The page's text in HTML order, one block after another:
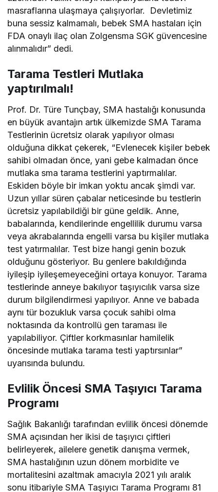
masraflarına ulaşmaya çalışıyorlar. Devletimiz
buna sessiz kalmamalı, bebek SMA hastaları için
FDA onaylı ilaç olan Zolgensma SGK güvencesine
alınmalıdır” dedi.
Tarama Testleri Mutlaka
yaptırılmalı!
Prof. Dr. Türe Tunçbay, SMA hastalığı konusunda
en büyük avantajın artık ülkemizde SMA Tarama
Testlerinin ücretsiz olarak yapılıyor olması
olduğuna dikkat çekerek, “Evlenecek kişiler bebek
sahibi olmadan önce, yani gebe kalmadan önce
mutlaka sma tarama testlerini yaptırmalılar.
Eskiden böyle bir imkan yoktu ancak şimdi var.
Uzun yıllar süren çabalar neticesinde bu testlerin
ücretsiz yapılabildiği bir güne geldik. Anne,
babalarında, kendilerinde engellilik durumu varsa
veya akrabalarında engelli varsa bu kişiler mutlaka
test yatırmalılar. Test bize hangi genin bozuk
olduğunu gösteriyor. Bu genlere bakıldığında
iyileşip iyileşemeyeceğini ortaya konuyor. Tarama
testlerinde anneye bakılıyor taşıyıcılık varsa size
durum bilgilendirmesi yapılıyor. Anne ve babada
aynı tür bozukluk varsa çocuk sahibi olma
noktasında da kontrollü gen taraması ile
yapılabiliyor. Çiftler korkmasınlar hamilelik
öncesinde mutlaka tarama testi yaptırsınlar”
uyarısında bulundu.
Evlilik Öncesi SMA Taşıyıcı Tarama
Programı
Sağlık Bakanlığı tarafından evlilik öncesi dönemde
SMA açısından her ikisi de taşıyıcı çiftleri
belirleyerek, ailelere genetik danışma vermek,
SMA hastalığının uzun dönem morbidite ve
mortalitesini azaltmak amacıyla 2021 yılı aralık
sonu itibariyle SMA Taşıyıcı Tarama Programı 81